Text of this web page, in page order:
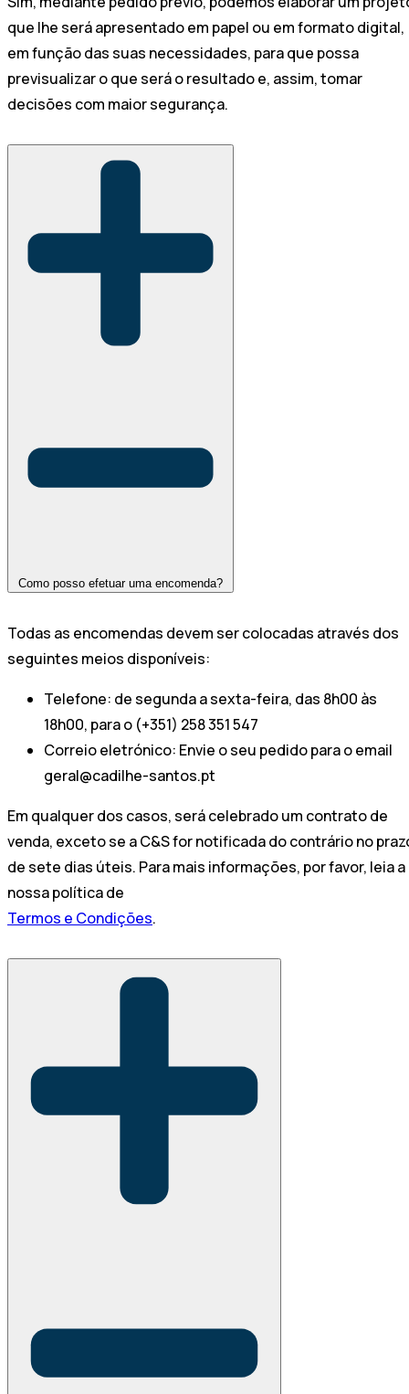
que lhe será apresentado em papel ou em formato digital,
em função das suas necessidades, para que possa
previsualizar o que será o resultado e, assim, tomar
decisões com maior segurança.
Como posso efetuar uma encomenda?
Todas as encomendas devem ser colocadas através dos
seguintes meios disponíveis:
Telefone: de segunda a sexta-feira, das 8h00 às
18h00, para o (+351) 258 351 547
Correio eletrónico: Envie o seu pedido para o email
geral@cadilhe-santos.pt
Em qualquer dos casos, será celebrado um contrato de
venda, exceto se a C&S for notificada do contrário no
de sete dias úteis. Para mais informações, por favor, leia a
nossa política de
Termos e Condições.